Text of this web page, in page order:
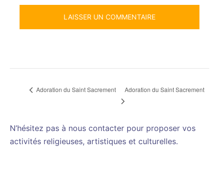
Adoration du Saint Sacrement Adoration du Saint Sacrement
N’hésitez pas à nous contacter pour proposer vos
activités religieuses, artistiques et culturelles.